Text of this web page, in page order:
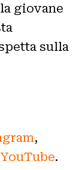
giovane
sulla
,
.